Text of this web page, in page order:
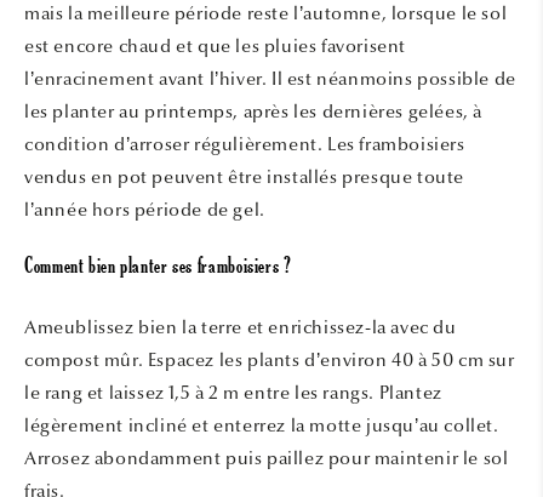
mais la meilleure période reste l’automne, lorsque le sol
est encore chaud et que les pluies favorisent
l’enracinement avant l’hiver. Il est néanmoins possible de
les planter au printemps, après les dernières gelées, à
condition d’arroser régulièrement. Les framboisiers
vendus en pot peuvent être installés presque toute
l’année hors période de gel.
Comment bien planter ses framboisiers ?
Ameublissez bien la terre et enrichissez-la avec du
compost mûr. Espacez les plants d’environ 40 à 50 cm sur
le rang et laissez 1,5 à 2 m entre les rangs. Plantez
légèrement incliné et enterrez la motte jusqu’au collet.
Arrosez abondamment puis paillez pour maintenir le sol
frais.